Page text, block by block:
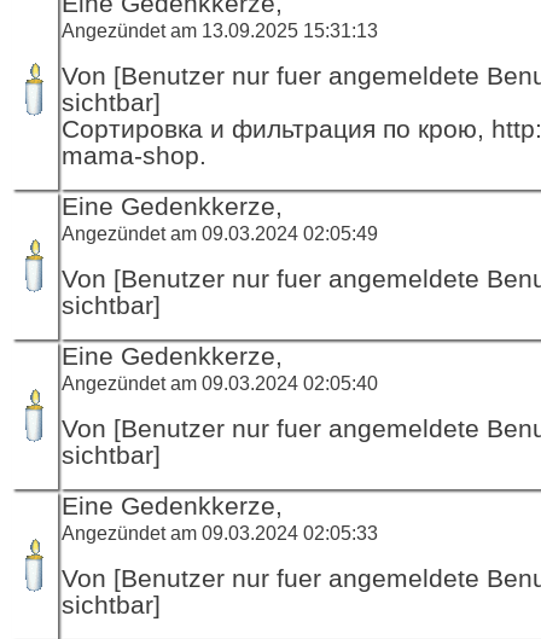
Angezündet am 13.09.2025 15:31:13
Von [Benutzer nur fuer angemeldete
sichtbar]
Сортировка и фильтрация по крою,
mama-shop.
Eine Gedenkkerze,
Angezündet am 09.03.2024 02:05:49
Von [Benutzer nur fuer angemeldete
sichtbar]
Eine Gedenkkerze,
Angezündet am 09.03.2024 02:05:40
Von [Benutzer nur fuer angemeldete
sichtbar]
Eine Gedenkkerze,
Angezündet am 09.03.2024 02:05:33
Von [Benutzer nur fuer angemeldete
sichtbar]